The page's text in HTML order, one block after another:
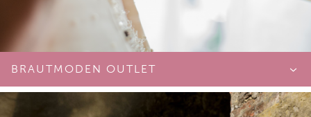
Hugo, Softdrinks
CHAMPAGNER LOUNGE
BRAUTMODEN OUTLET
BRAUT OUTLET